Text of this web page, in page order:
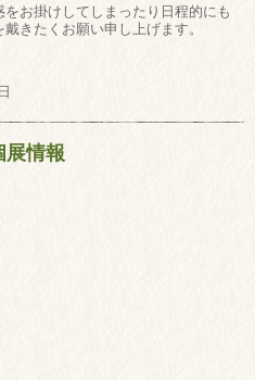
お掛けしてしまったり日程的にも
きたくお願い申し上げます。
展情報